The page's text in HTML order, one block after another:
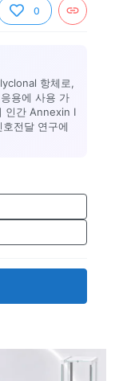
0
항체로,
용에 사용 가
인간 Annexin I
전달 연구에